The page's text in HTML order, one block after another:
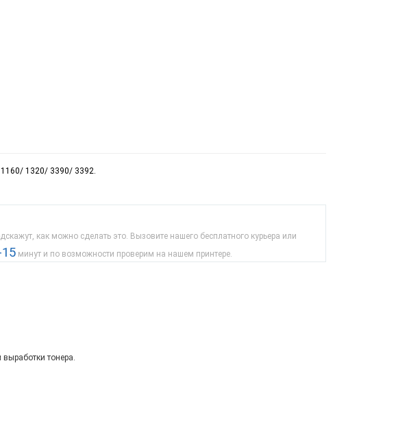
1160/ 1320/ 3390/ 3392.
как можно сделать это. Вызовите нашего бесплатного курьера или
минут и по возможности проверим на нашем принтере.
тонера.